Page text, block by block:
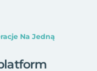
Na Jedną